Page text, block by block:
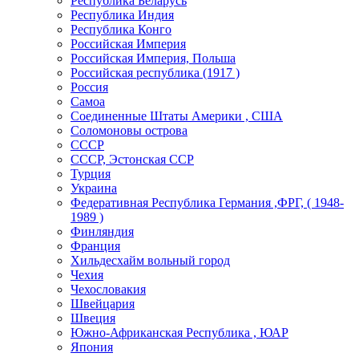
Республика Индия
Республика Конго
Российская Империя
Российская Империя, Польша
Российская республика (1917 )
Россия
Самоа
Соединенные Штаты Америки , США
Соломоновы острова
СССР
СССР, Эстонская ССР
Турция
Украина
Федеративная Республика Германия ,ФРГ, ( 1948-
1989 )
Финляндия
Франция
Хильдесхайм вольный город
Чехия
Чехословакия
Швейцария
Швеция
Южно-Африканская Республика , ЮАР
Япония